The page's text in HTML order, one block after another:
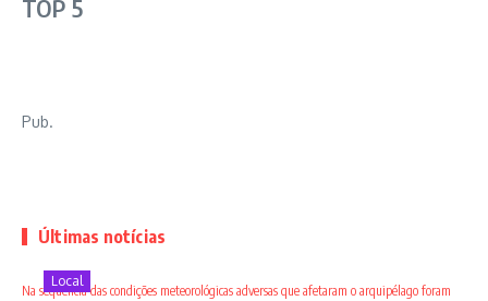
TOP 5
Pub.
Últimas notícias
Local
Na sequência das condições meteorológicas adversas que afetaram o arquipélago foram